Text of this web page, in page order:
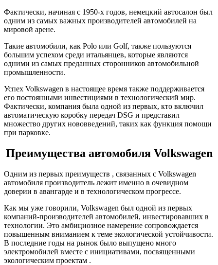
Фактически, начиная с 1950-х годов, немецкий автосалон был
одним из самых важных производителей автомобилей на
мировой арене.
Такие автомобили, как Polo или Golf, также пользуются
большим успехом среди итальянцев, которые являются
одними из самых преданных сторонников автомобильной
промышленности.
Успех Volkswagen в настоящее время также поддерживается
его постоянными инвестициями в технологический мир.
Фактически, компания была одной из первых, кто включил
автоматическую коробку передач DSG и представил
множество других нововведений, таких как функция помощи
при парковке.
Преимущества автомобиля Volkswagen
Одним из первых преимуществ , связанных с Volkswagen
автомобиля производитель лежит именно в очевидном
доверии в авангарде и в технологическом прогрессе.
Как мы уже говорили, Volkswagen был одной из первых
компаний-производителей автомобилей, инвестировавших в
технологии. Это амбициозное намерение сопровождается
повышенным вниманием к теме экологической устойчивости.
В последние годы на рынок было выпущено много
электромобилей вместе с инициативами, посвященными
экологическим проектам .